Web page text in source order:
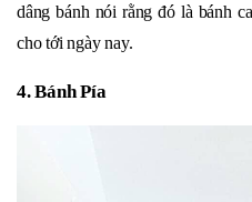
dâng bánh nói rằng đó là bánh
cho tới ngày nay.
4. Bánh Pía